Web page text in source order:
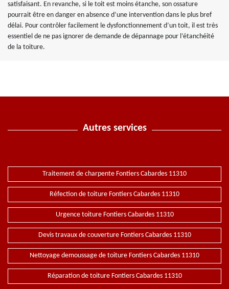
satisfaisant. En revanche, si le toit est moins étanche, son ossature
pourrait être en danger en absence d’une intervention dans le plus bref
délai. Pour contrôler facilement le dysfonctionnement d’un toit, il est très
essentiel de ne pas ignorer de demande de dépannage pour l’étanchéité
de la toiture.
Autres services
Traitement de charpente Fontiers Cabardes 11310
Réfection de toiture Fontiers Cabardes 11310
Urgence toiture Fontiers Cabardes 11310
Devis travaux de couverture Fontiers Cabardes 11310
Nettoyage demoussage de toiture Fontiers Cabardes 11310
Réparation de toiture Fontiers Cabardes 11310